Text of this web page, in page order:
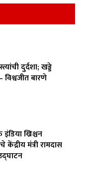
दुर्दशा; खड्डे
बारणे
ख्रिश्चन
मंत्री रामदास